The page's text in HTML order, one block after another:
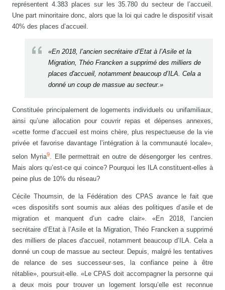
représentent 4.383 places sur les 35.780 du secteur de l’accueil.
Une part minoritaire donc, alors que la loi qui cadre le dispositif visait
40% des places d’accueil.
«En 2018, l’ancien secrétaire d’Etat à l’Asile et la
Migration, Théo Francken a supprimé des milliers de
places d'accueil, notamment beaucoup d’ILA. Cela a
donné un coup de massue au secteur.»
Constituée principalement de logements individuels ou unifamiliaux,
ainsi qu’une allocation pour couvrir repas et dépenses annexes,
«cette forme d’accueil est moins chère, plus respectueuse de la vie
privée et favorise davantage l’intégration à la communauté locale»,
selon Myria9. Elle permettrait en outre de désengorger les centres.
Mais alors qu’est-ce qui coince? Pourquoi les ILA constituent-elles à
peine plus de 10% du réseau?
Cécile Thoumsin, de la Fédération des CPAS avance le fait que
«ces dispositifs sont soumis aux aléas des politiques d’asile et de
migration et manquent d’un cadre clair». «En 2018, l’ancien
secrétaire d’Etat à l’Asile et la Migration, Théo Francken a supprimé
des milliers de places d'accueil, notamment beaucoup d’ILA. Cela a
donné un coup de massue au secteur. Depuis, malgré les tentatives
de relance de ses successeur·ses, la confiance peine à être
rétablie», poursuit-elle. «Le CPAS doit accompagner la personne qui
a deux mois pour trouver un logement lorsqu’elle est reconnue